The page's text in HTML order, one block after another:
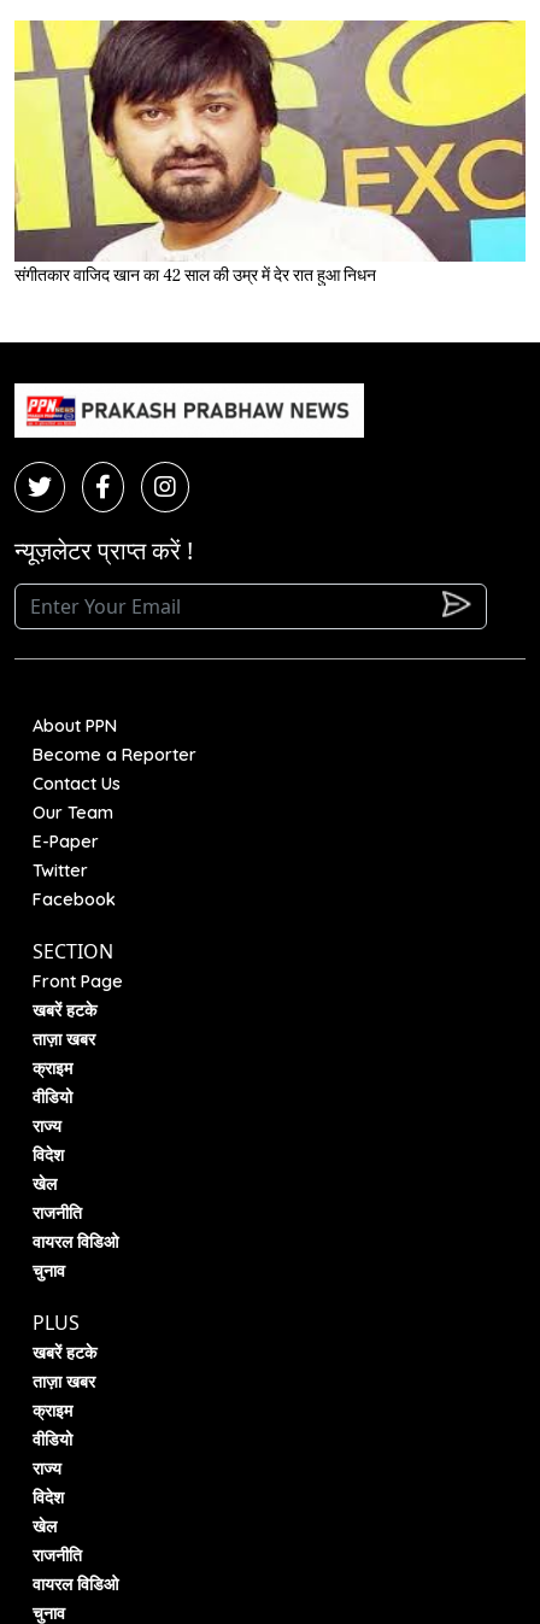
संगीतकार वाजिद खान का 42 साल की उम्र में देर रात हुआ निधन
न्यूज़लेटर प्राप्त करें !
About PPN
Become a Reporter
Contact Us
Our Team
E-Paper
Twitter
Facebook
SECTION
Front Page
खबरें हटके
ताज़ा खबर
क्राइम
वीडियो
राज्य
विदेश
खेल
राजनीति
वायरल विडिओ
चुनाव
PLUS
खबरें हटके
ताज़ा खबर
क्राइम
वीडियो
राज्य
विदेश
खेल
राजनीति
वायरल विडिओ
चुनाव